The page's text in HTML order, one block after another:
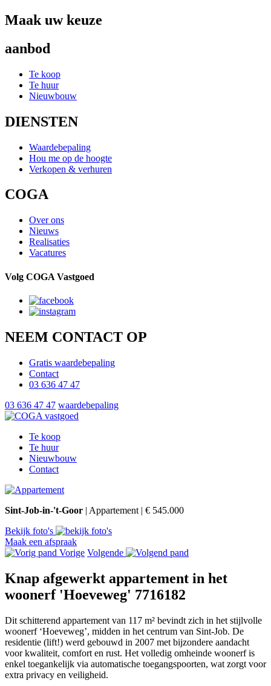
Maak uw keuze
aanbod
Te koop
Te huur
Nieuwbouw
DIENSTEN
Waardebepaling
Hou me op de hoogte
Verkopen & verhuren
COGA
Over ons
Nieuws
Realisaties
Vacatures
Volg COGA Vastgoed
NEEM CONTACT OP
Gratis waardebepaling
Contact
03 636 47 47
03 636 47 47 waardebepaling
Te koop
Te huur
Nieuwbouw
Contact
Sint-Job-in-'t-Goor | Appartement | € 545.000
Bekijk foto's
Maak een afspraak
Vorige Volgende
Knap afgewerkt appartement in het
woonerf 'Hoeveweg' 7716182
Dit schitterend appartement van 117 m² bevindt zich in het stijlvolle
woonerf ‘Hoeveweg’, midden in het centrum van Sint-Job. De
residentie (lift!) werd gebouwd in 2007 met bijzondere aandacht
voor kwaliteit, comfort en rust. Het volledig omheinde woonerf is
enkel toegankelijk via automatische toegangspoorten, wat zorgt voor
extra privacy en veiligheid.